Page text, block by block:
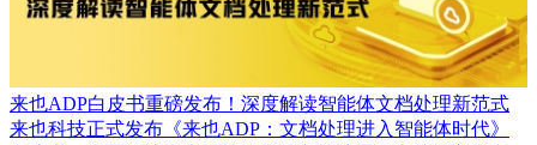
来也ADP白皮书重磅发布！深度解读智能体文档处理新范式
来也科技正式发布《来也ADP：文档处理进入智能体时代》